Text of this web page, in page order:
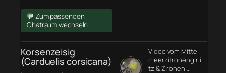
💬 Zum passenden
Chatraum wechseln
Korsenzeisig
(Carduelis corsicana)
Video vom Mittel
meerzitronengirli
tz & Zironen…